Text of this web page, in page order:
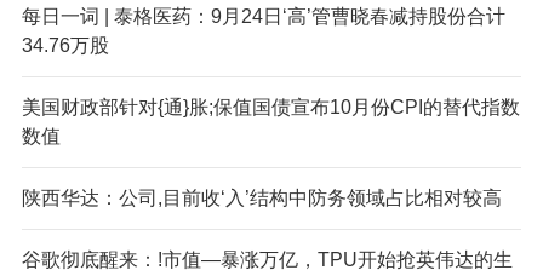
每日一词 | 泰格医药：9月24日‘高’管曹晓春减持股份合计
34.76万股
美国财政部针对{通}胀;保值国债宣布10月份CPI的替代指数
数值
陕西华达：公司,目前收‘入’结构中防务领域占比相对较高
谷歌彻底醒来：!市值—暴涨万亿，TPU开始抢英伟达的生